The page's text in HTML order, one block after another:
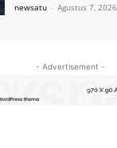
newsatu - Agustus 7, 2026
- Advertisement -